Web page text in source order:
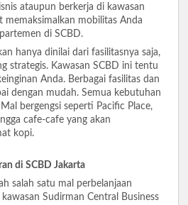
ataupun berkerja di kawasan
memaksimalkan mobilitas Anda
di SCBD.
hanya dinilai dari fasilitasnya saja,
strategis. Kawasan SCBD ini tentu
Anda. Berbagai fasilitas dan
dengan mudah. Semua kebutuhan
bergengsi seperti Pacific Place,
cafe-cafe yang akan
kopi.
di SCBD Jakarta
salah satu mal perbelanjaan
Sudirman Central Business